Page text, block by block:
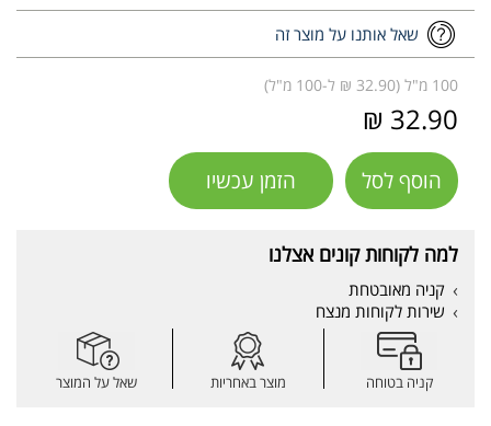
שאל אותנו על מוצר זה
100 מ"ל (32.90 ₪ ל-100 מ"ל)
32.90 ₪
הוסף לסל הזמן עכשיו
למה לקוחות קונים אצלנו
קניה מאובטחת
שירות לקוחות מנצח
קניה בטוחה מוצר באחריות שאל על המוצר